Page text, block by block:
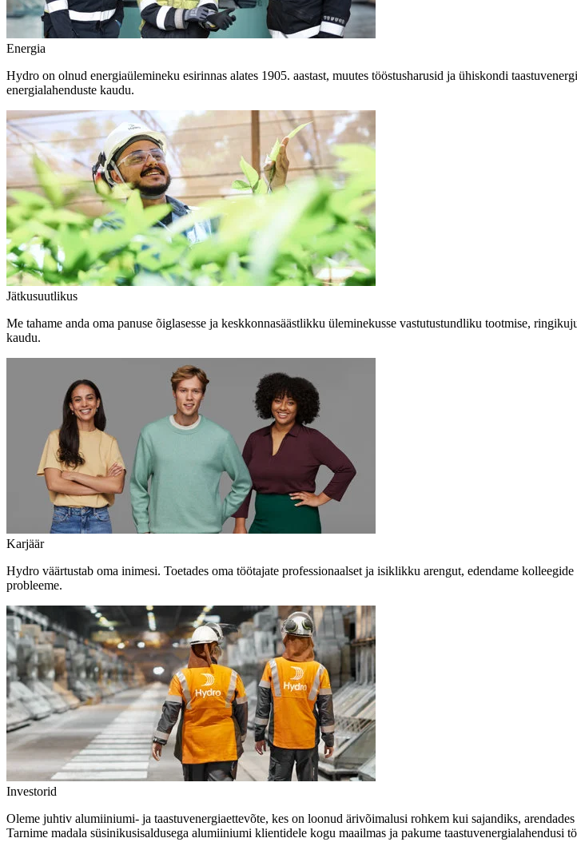
Energia
Hydro on olnud energiaülemineku esirinnas alates 1905. aastast, muutes tööstusharusid ja ühiskondi
energialahenduste kaudu.
Jätkusuutlikus
Me tahame anda oma panuse õiglasesse ja keskkonnasäästlikku üleminekusse vastutustundliku tootmise,
kaudu.
Karjäär
Hydro väärtustab oma inimesi. Toetades oma töötajate professionaalset ja isiklikku arengut, edendame
probleeme.
Investorid
Oleme juhtiv alumiiniumi- ja taastuvenergiaettevõte, kes on loonud ärivõimalusi rohkem kui sajandiks,
Tarnime madala süsinikusisaldusega alumiiniumi klientidele kogu maailmas ja pakume taastuvenergialahendusi